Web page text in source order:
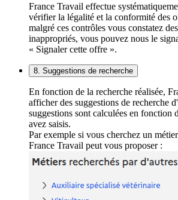
France Travail effectue
vérifier la légalité et la conformité des
malgré ces contrôles vous constatez
inappropriés, vous pouvez nous le
« Signaler cette offre ».
8. Suggestions de recherche
En fonction de la recherche réalisée,
afficher des suggestions de recherche
suggestions sont calculées en fonction
avez saisis.
Par exemple si vous cherchez un
France Travail peut vous proposer :